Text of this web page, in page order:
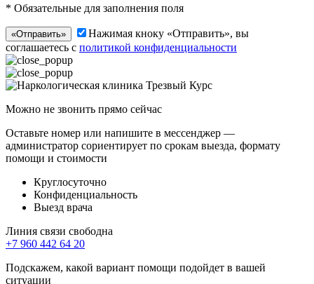
* Обязательные для заполнения поля
«Отправить»
Нажимая кноку «Отправить», вы
соглашаетесь с политикой конфиденциальности
Можно не звонить прямо сейчас
Оставьте номер или напишите в мессенджер —
администратор сориентирует по срокам выезда, формату
помощи и стоимости
Круглосуточно
Конфиденциальность
Выезд врача
Линия связи свободна
+7 960 442 64 20
Подскажем, какой вариант помощи подойдет в вашей
ситуации